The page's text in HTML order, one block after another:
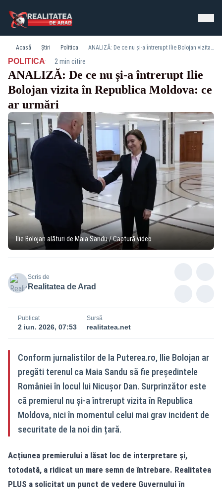
Acasă Știri Politica ANALIZĂ: De ce nu și-a întrerupt Ilie Bolojan vizita în Republica Moldova: ce ar urmări
POLITICA· 2 min citire
ANALIZĂ: De ce nu și-a întrerupt Ilie
Bolojan vizita în Republica Moldova: ce
ar urmări
Ilie Bolojan alături de Maia Sandu / Captură video
Scris de
Realitatea de Arad
Publicat
2 iun. 2026, 07:53
Sursă
realitatea.net
Conform jurnalistilor de la Puterea.ro, Ilie Bolojan ar
pregăti terenul ca Maia Sandu să fie președintele
României în locul lui Nicușor Dan. Surprinzător este
că premierul nu și-a întrerupt vizita în Republica
Moldova, nici în momentul celui mai grav incident de
securitate de la noi din țară.
Acțiunea premierului a lăsat loc de interpretare și,
totodată, a ridicat un mare semn de întrebare. Realitatea
PLUS a solicitat un punct de vedere Guvernului în